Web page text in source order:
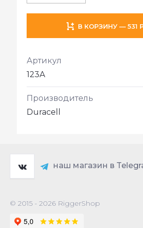
В КОРЗИНУ — 531
Артикул
123А
Производитель
Duracell
наш магазин в
© 2015 - 2026 RiggerShop